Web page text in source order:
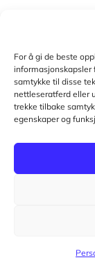
For å gi de beste
informasjonskapsler
samtykke til disse
nettleseratferd eller
trekke tilbake
egenskaper og